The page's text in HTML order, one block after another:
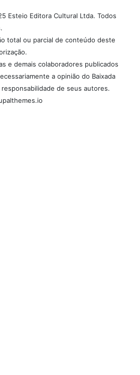
Esteio Editora Cultural Ltda. Todos
total ou parcial de conteúdo deste
e demais colaboradores publicados
a opinião do Baixada
de seus autores.